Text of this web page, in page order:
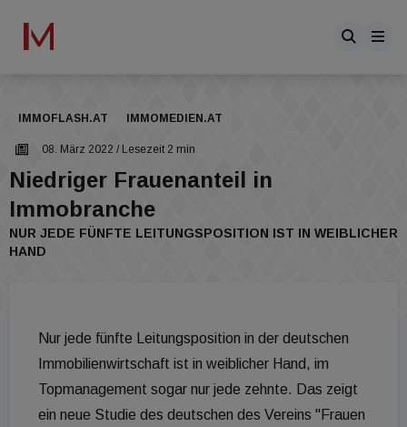
IMMOFLASH.AT IMMOMEDIEN.AT
08. März 2022 / Lesezeit 2 min
Niedriger Frauenanteil in
Immobranche
NUR JEDE FÜNFTE LEITUNGSPOSITION IST IN WEIBLICHER
HAND
Nur jede fünfte Leitungsposition in der deutschen
Immobilienwirtschaft ist in weiblicher Hand, im
Topmanagement sogar nur jede zehnte. Das zeigt
ein neue Studie des deutschen des Vereins "Frauen